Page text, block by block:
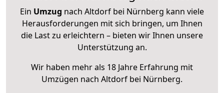
Ein Umzug nach Altdorf bei Nürnberg kann viele
Herausforderungen mit sich bringen, um Ihnen
die Last zu erleichtern – bieten wir Ihnen unsere
Unterstützung an.
Wir haben mehr als 18 Jahre Erfahrung mit
Umzügen nach Altdorf bei Nürnberg.